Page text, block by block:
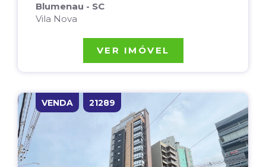
Blumenau - SC
Vila Nova
VER IMÓVEL
VENDA 21289